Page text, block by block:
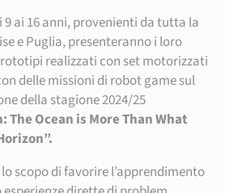
ai 16 anni, provenienti da tutta la
e Puglia, presenteranno i loro
realizzati con set motorizzati
delle missioni di robot game sul
della stagione 2024/25
The Ocean is More Than What
scopo di favorire l’apprendimento